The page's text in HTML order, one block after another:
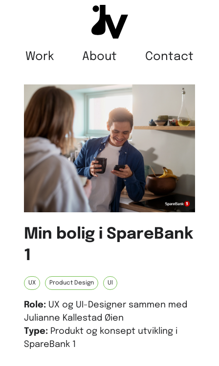
Work About Contact
Min bolig i SpareBank
1
UX Product Design UI
Role: UX og UI-Designer sammen med
Julianne Kallestad Øien
Type: Produkt og konsept utvikling i
SpareBank 1